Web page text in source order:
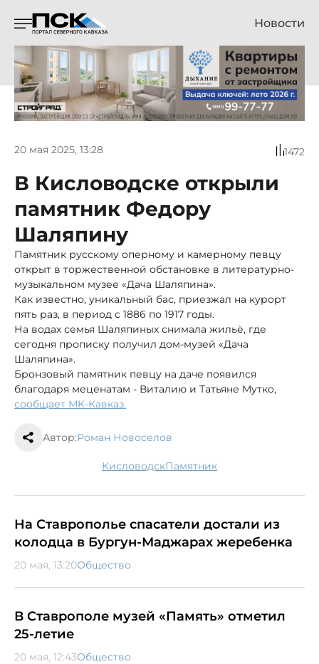
Новости
20 мая 2025, 13:28 1472
В Кисловодске открыли
памятник Федору
Шаляпину
Памятник русскому оперному и камерному певцу
открыт в торжественной обстановке в литературно-
музыкальном музее «Дача Шаляпина».
Как известно, уникальный бас, приезжал на курорт
пять раз, в период с 1886 по 1917 годы.
На водах семья Шаляпиных снимала жильё, где
сегодня прописку получил дом-музей «Дача
Шаляпина».
Бронзовый памятник певцу на даче появился
благодаря меценатам - Виталию и Татьяне Мутко,
сообщает МК-Кавказ.
Автор:Роман Новоселов
Кисловодск памятник
На Ставрополье спасатели достали из
колодца в Бургун-Маджарах жеребенка
20 мая, 13:20Общество
В Ставрополе музей «Память» отметил
25-летие
20 мая, 12:43Общество